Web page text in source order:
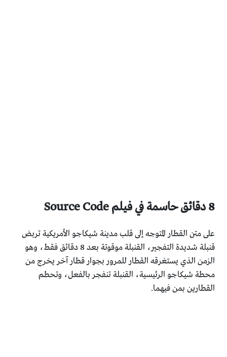
8 دقائق حاسمة في فيلم Source Code
على متن القطار المتوجه إلى قلب مدينة شيكاجو الأمريكية تربض
قنبلة شديدة التفجير، القنبلة موقوتة بعد 8 دقائق فقط، وهو
الزمن الذي يستغرقه القطار للمرور بجوار قطار آخر يخرج من
محطة شيكاجو الرئيسية، القنبلة تنفجر بالفعل، وتحطم
القطارين بمن فيهما.